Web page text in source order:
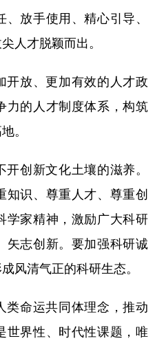
、放手使用、精心引导、
人才脱颖而出。
放、更加有效的人才政
力的人才制度体系，构筑
。
创新文化土壤的滋养。
知识、尊重人才、尊重创
学家精神，激励广大科研
矢志创新。要加强科研诚
风清气正的科研生态。
命运共同体理念，推动
世界性、时代性课题，唯